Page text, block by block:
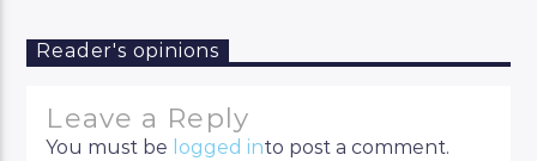
Reader's opinions
Leave a Reply
You must be logged into post a comment.